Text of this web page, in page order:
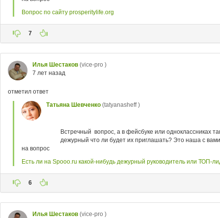
Вопрос по сайту prosperitylife.org
7
Илья Шестаков (vice-pro )
7 лет назад
отметил ответ
Татьяна Шевченко (tatyanasheff )
Встречный вопрос, а в фейсбуке или одноклассниках
дежурный что ли будет их приглашать? Это наша с
на вопрос
Есть ли на Spooo.ru какой-нибудь дежурный руководитель или ТОП-
6
Илья Шестаков (vice-pro )